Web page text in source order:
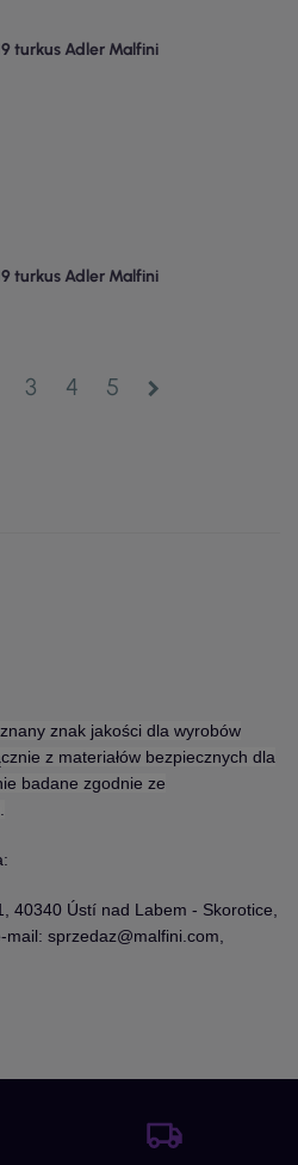
turkus Adler Malfini
turkus Adler Malfini
3 4 5 chevron_right
znak jakości dla wyrobów
z materiałów bezpiecznych dla
badane zgodnie ze
40340 Ústí nad Labem - Skorotice,
sprzedaz@malfini.com,